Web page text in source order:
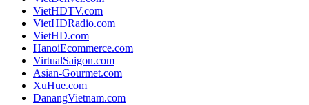
VietHDTV.com
VietHDRadio.com
VietHD.com
HanoiEcommerce.com
VirtualSaigon.com
Asian-Gourmet.com
XuHue.com
DanangVietnam.com